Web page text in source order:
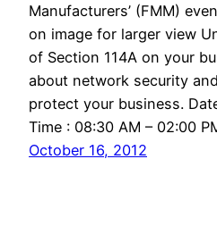
Manufacturers’ (FMM)
on image for larger view
of Section 114A on your
about network security
protect your business.
Time : 08:30 AM – 02:00
October 16, 2012